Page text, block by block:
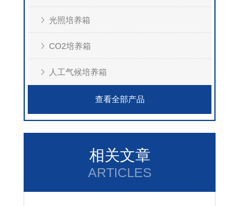
光照培养箱
CO2培养箱
人工气候培养箱
查看全部产品
相关文章
ARTICLES